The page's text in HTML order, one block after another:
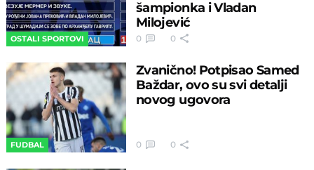
OSTALI SPORTOVI
šampionka i Vladan
Milojević
0 0
FUDBAL
Zvanično! Potpisao Samed
Baždar, ovo su svi detalji
novog ugovora
0 0